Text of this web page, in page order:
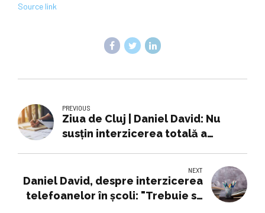
Source link
PREVIOUS
Ziua de Cluj | Daniel David: Nu
susțin interzicerea totală a
utilizarea acestora în clasă
NEXT
Daniel David, despre interzicerea
telefoanelor în şcoli: "Trebuie să